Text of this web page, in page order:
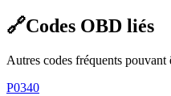
🔗Codes OBD liés
Autres codes fréquents pouvant
P0340